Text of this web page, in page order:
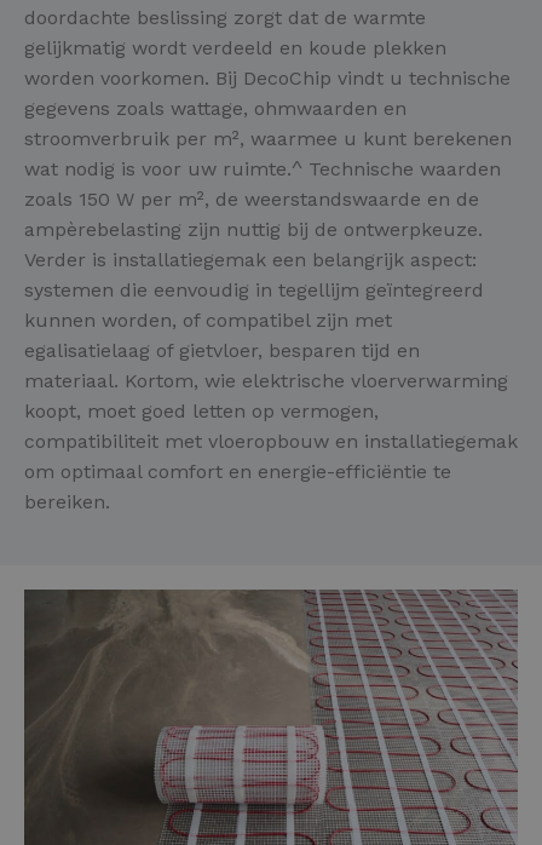
doordachte beslissing zorgt dat de warmte
gelijkmatig wordt verdeeld en koude plekken
worden voorkomen. Bij DecoChip vindt u technische
gegevens zoals wattage, ohmwaarden en
stroomverbruik per m², waarmee u kunt berekenen
wat nodig is voor uw ruimte.^ Technische waarden
zoals 150 W per m², de weerstandswaarde en de
ampèrebelasting zijn nuttig bij de ontwerpkeuze.
Verder is installatiegemak een belangrijk aspect:
systemen die eenvoudig in tegellijm geïntegreerd
kunnen worden, of compatibel zijn met
egalisatielaag of gietvloer, besparen tijd en
materiaal. Kortom, wie elektrische vloerverwarming
koopt, moet goed letten op vermogen,
compatibiliteit met vloeropbouw en installatiegemak
om optimaal comfort en energie-efficiëntie te
bereiken.